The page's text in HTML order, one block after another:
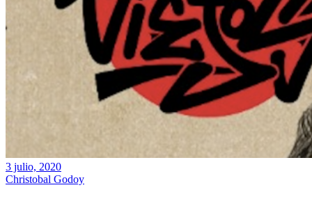
3 julio, 2020
Christobal Godoy